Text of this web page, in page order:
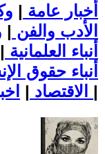
أخبار عامة |
الأدب والفن |
أنباء العلمانية |
أنباء حقوق
الاقتصاد | |